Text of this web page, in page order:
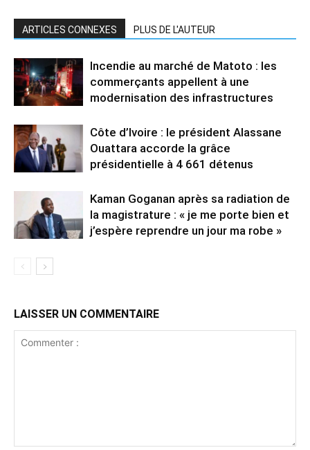
ARTICLES CONNEXES PLUS DE L'AUTEUR
Incendie au marché de Matoto : les
commerçants appellent à une
modernisation des infrastructures
Côte d’Ivoire : le président Alassane
Ouattara accorde la grâce
présidentielle à 4 661 détenus
Kaman Goganan après sa radiation de
la magistrature : « je me porte bien et
j’espère reprendre un jour ma robe »
LAISSER UN COMMENTAIRE